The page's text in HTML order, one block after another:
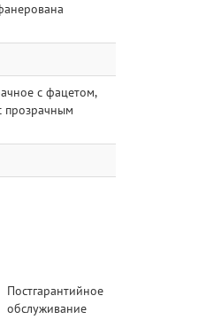
с фацетом,
прозрачным
Постгарантийное
обслуживание